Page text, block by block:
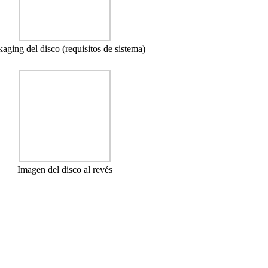
del disco (requisitos de sistema)
Imagen del disco al revés